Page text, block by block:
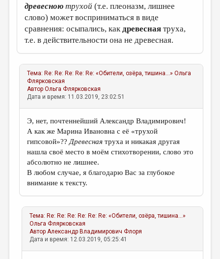
древесною трухой (т.е. плеоназм, лишнее
слово) может восприниматься в виде
сравнения: осыпались, какдревесная труха,
т.е. в действительности она не древесная.
Тема: Re: Re: Re: Re: Re: «Обители, озёра, тишина...» Ольга
Флярковская
АвторОльга Флярковская
Дата и время: 11.03.2019, 23:02:51
Э, нет, почтеннейший Александр Владимирович!
А как же Марина Ивановна с её «трухой
гипсовой»?? Древесная труха и никакая другая
нашла своё место в моём стихотворении, слово это
абсолютно не лишнее.
В любом случае, я благодарю Вас за глубокое
внимание к тексту.
Тема: Re: Re: Re: Re: Re: Re: «Обители, озёра, тишина...»
Ольга Флярковская
АвторАлександр Владимирович Флоря
Дата и время: 12.03.2019, 05:25:41